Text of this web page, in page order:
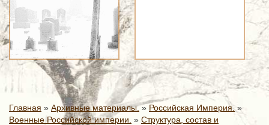
Главная » Архивные материалы.» Российская Империя. »
Военные Российской империи. » Структура, состав и